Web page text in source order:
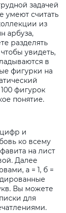
задачей
умеют считать
из
арбуза,
разделять
увидеть,
в
фигурки на
фигурок
понятие.
и
ко всему
на лист
Далее
а = 1, б =
Вы можете
для